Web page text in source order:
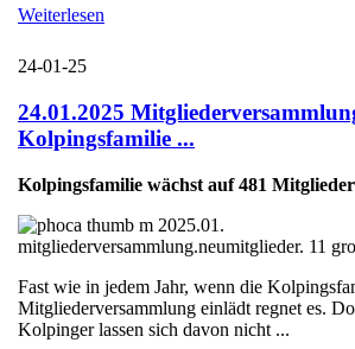
Weiterlesen
24-01-25
24.01.2025
Kolpingsfamilie ...
Kolpingsfamilie wächst auf 481 Mitglieder
Fast wie in jedem Jahr, wenn die
Mitgliederversammlung einlädt regnet es.
Kolpinger lassen sich davon nicht ...